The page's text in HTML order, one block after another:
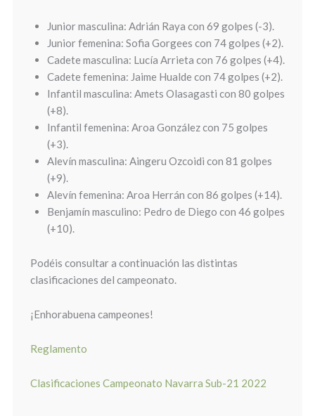
Junior masculina: Adrián Raya con 69 golpes (-3).
Junior femenina: Sofia Gorgees con 74 golpes (+2).
Cadete masculina: Lucía Arrieta con 76 golpes (+4).
Cadete femenina: Jaime Hualde con 74 golpes (+2).
Infantil masculina: Amets Olasagasti con 80 golpes
(+8).
Infantil femenina: Aroa González con 75 golpes
(+3).
Alevín masculina: Aingeru Ozcoidi con 81 golpes
(+9).
Alevín femenina: Aroa Herrán con 86 golpes (+14).
Benjamín masculino: Pedro de Diego con 46 golpes
(+10).
Podéis consultar a continuación las distintas
clasificaciones del campeonato.
¡Enhorabuena campeones!
Reglamento
Clasificaciones Campeonato Navarra Sub-21 2022